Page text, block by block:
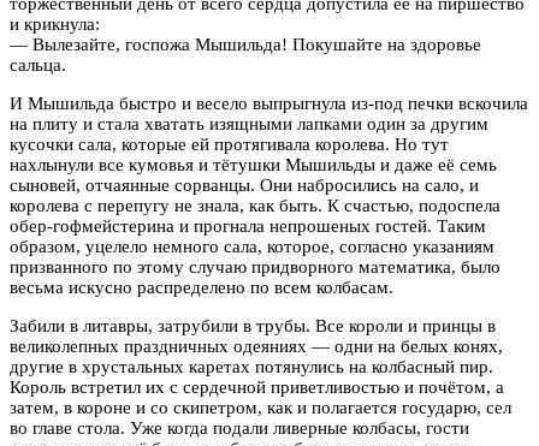
торжественный день от всего сердца допустила её на пиршество
и крикнула:
— Вылезайте, госпожа Мышильда! Покушайте на здоровье
сальца.
И Мышильда быстро и весело выпрыгнула из-под печки вскочила
на плиту и стала хватать изящными лапками один за другим
кусочки сала, которые ей протягивала королева. Но тут
нахлынули все кумовья и тётушки Мышильды и даже её семь
сыновей, отчаянные сорванцы. Они набросились на сало, и
королева с перепугу не знала, как быть. К счастью, подоспела
обер-гофмейстерина и прогнала непрошеных гостей. Таким
образом, уцелело немного сала, которое, согласно указаниям
призванного по этому случаю придворного математика, было
весьма искусно распределено по всем колбасам.
Забили в литавры, затрубили в трубы. Все короли и принцы в
великолепных праздничных одеяниях — одни на белых конях,
другие в хрустальных каретах потянулись на колбасный пир.
Король встретил их с сердечной приветливостью и почётом, а
затем, в короне и со скипетром, как и полагается государю, сел
во главе стола. Уже когда подали ливерные колбасы, гости